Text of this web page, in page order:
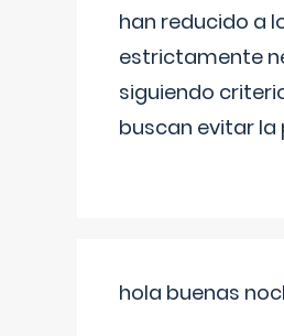
han reducido a
estrictamente
siguiendo
buscan evitar la
hola buenas